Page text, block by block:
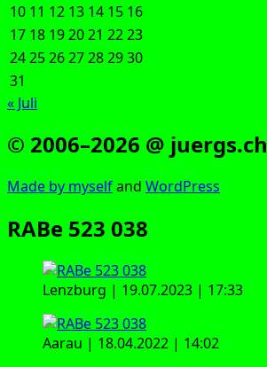
10 11 12 13 14 15 16
17 18 192021 2223
24252627282930
31
« Juli
© 2006–2026 @ juergs.ch
Made by mys­elfand Word­Press
RABe 523 038
Lenz­burg | 19.07.2023 | 17:33
Aar­au | 18.04.2022 | 14:02